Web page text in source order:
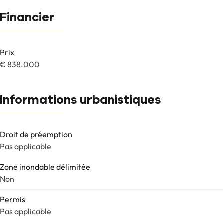
Financier
Prix
€ 838.000
Informations urbanistiques
Droit de préemption
Pas applicable
Zone inondable délimitée
Non
Permis
Pas applicable